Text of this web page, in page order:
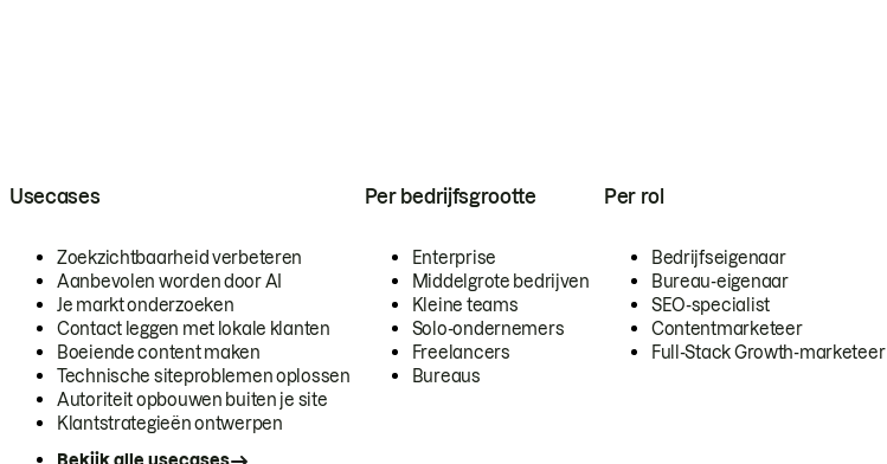
Usecases
Zoekzichtbaarheid verbeteren
Aanbevolen worden door AI
Je markt onderzoeken
Contact leggen met lokale klanten
Boeiende content maken
Technische siteproblemen oplossen
Autoriteit opbouwen buiten je site
Klantstrategieën ontwerpen
Per bedrijfsgrootte
Enterprise
Middelgrote bedrijven
Kleine teams
Solo-ondernemers
Freelancers
Bureaus
Per rol
Bedrijfseigenaar
Bureau-eigenaar
SEO-specialist
Contentmarketeer
Full-Stack Growth-marketeer